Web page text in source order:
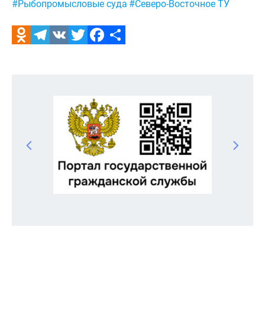
#Рыбопромысловые суда #Северо-Восточное ТУ